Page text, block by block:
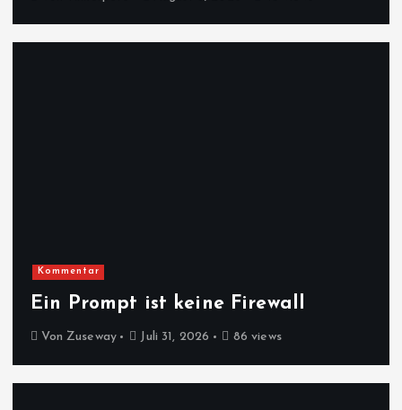
Kommentar
Ein Prompt ist keine Firewall
Von Zuseway Juli 31, 2026 86 views